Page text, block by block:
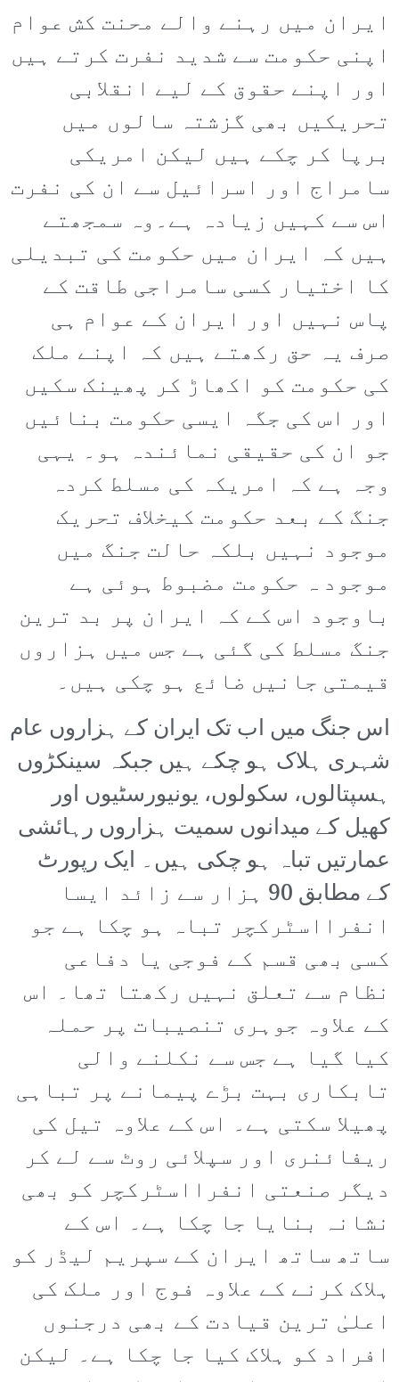
ایران میں رہنے والے محنت کش عوام
اپنی حکومت سے شدید نفرت کرتے ہیں
اور اپنے حقوق کے لیے انقلابی
تحریکیں بھی گزشتہ سالوں میں
برپا کر چکے ہیں لیکن امریکی
سامراج اور اسرائیل سے ان کی نفرت
اس سے کہیں زیادہ ہے۔وہ سمجھتے
ہیں کہ ایران میں حکومت کی تبدیلی
کا اختیار کسی سامراجی طاقت کے
پاس نہیں اور ایران کے عوام ہی
صرف یہ حق رکھتے ہیں کہ اپنے ملک
کی حکومت کو اکھاڑ کر پھینک سکیں
اور اس کی جگہ ایسی حکومت بنائیں
جو ان کی حقیقی نمائندہ ہو۔ یہی
وجہ ہے کہ امریکہ کی مسلط کردہ
جنگ کے بعد حکومت کیخلاف تحریک
موجود نہیں بلکہ حالت جنگ میں
موجود ہ حکومت مضبوط ہوئی ہے
باوجود اس کے کہ ایران پر بد ترین
جنگ مسلط کی گئی ہے جس میں ہزاروں
قیمتی جانیں ضائع ہو چکی ہیں۔
اس جنگ میں اب تک ایران کے ہزاروں عام
شہری ہلاک ہو چکے ہیں جبکہ سینکڑوں
ہسپتالوں، سکولوں، یونیورسٹیوں اور
کھیل کے میدانوں سمیت ہزاروں رہائشی
عمارتیں تباہ ہو چکی ہیں۔ ایک رپورٹ
کے مطابق 90 ہزار سے زائد ایسا
انفرااسٹرکچر تباہ ہو چکا ہے جو
کسی بھی قسم کے فوجی یا دفاعی
نظام سے تعلق نہیں رکھتا تھا۔ اس
کے علاوہ جوہری تنصیبات پر حملہ
کیا گیا ہے جس سے نکلنے والی
تابکاری بہت بڑے پیمانے پر تباہی
پھیلا سکتی ہے۔ اس کے علاوہ تیل کی
ریفائنری اور سپلائی روٹ سے لے کر
دیگر صنعتی انفرااسٹرکچر کو بھی
نشانہ بنایا جا چکا ہے۔ اس کے
ساتھ ساتھ ایران کے سپریم لیڈر کو
ہلاک کرنے کے علاوہ فوج اور ملک کی
اعلیٰ ترین قیادت کے بھی درجنوں
افراد کو ہلاک کیا جا چکا ہے۔ لیکن